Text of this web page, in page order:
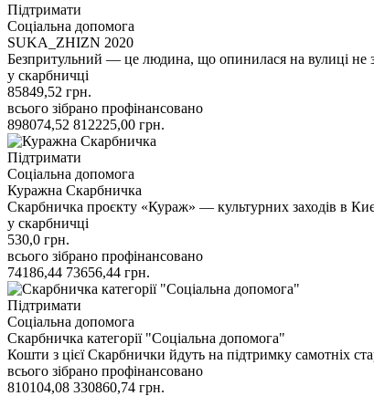
Підтримати
Соціальна допомога
SUKA_ZHIZN 2020
Безпритульний — це людина, що опинилася на вулиці
у скарбничці
85849,52 грн.
всього зібрано профінансовано
898074,52 812225,00 грн.
Підтримати
Соціальна допомога
Куражна Скарбничка
Скарбничка проєкту «Кураж» — культурних заходів в
у скарбничці
530,0 грн.
всього зібрано профінансовано
74186,44 73656,44 грн.
Підтримати
Соціальна допомога
Скарбничка категорії "Соціальна допомога"
Кошти з цієї Скарбнички йдуть на підтримку самотніх
всього зібрано профінансовано
810104,08 330860,74 грн.